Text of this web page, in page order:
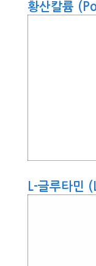
황산칼륨
L-글루타민